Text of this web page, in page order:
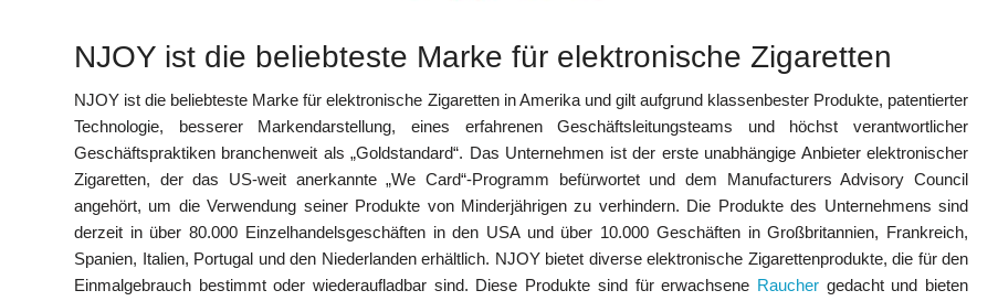
NJOY ist die beliebteste Marke für elektronische Zigaretten
NJOY ist die beliebteste Marke für elektronische Zigaretten in Amerika und gilt aufgrund klassenbester Produkte, patentierter
Technologie, besserer Markendarstellung, eines erfahrenen Geschäftsleitungsteams und höchst verantwortlicher
Geschäftspraktiken branchenweit als „Goldstandard“. Das Unternehmen ist der erste unabhängige Anbieter elektronischer
Zigaretten, der das US-weit anerkannte „We Card“-Programm befürwortet und dem Manufacturers Advisory Council
angehört, um die Verwendung seiner Produkte von Minderjährigen zu verhindern. Die Produkte des Unternehmens sind
derzeit in über 80.000 Einzelhandelsgeschäften in den USA und über 10.000 Geschäften in Großbritannien, Frankreich,
Spanien, Italien, Portugal und den Niederlanden erhältlich. NJOY bietet diverse elektronische Zigarettenprodukte, die für den
Einmalgebrauch bestimmt oder wiederaufladbar sind. Diese Produkte sind für erwachsene Raucher gedacht und bieten